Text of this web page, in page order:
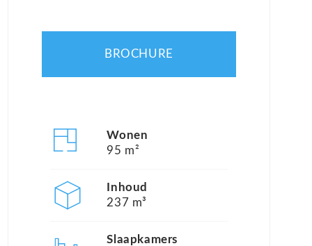
BROCHURE
Wonen
95 m²
Inhoud
237 m³
Slaapkamers